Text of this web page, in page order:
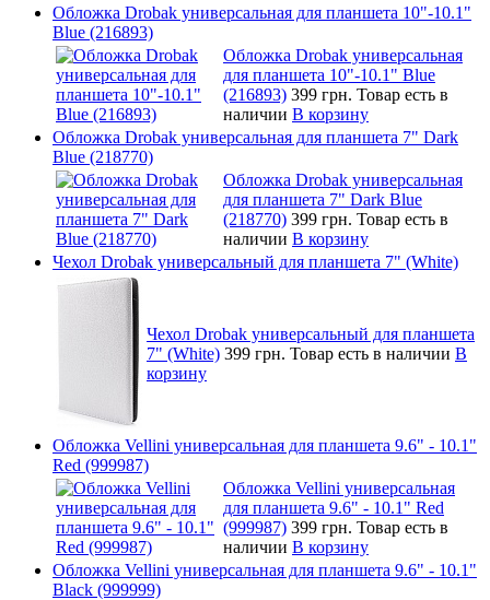
Обложка Drobak универсальная для планшета 10"-10.1"
Blue (216893)
Обложка Drobak универсальная
для планшета 10"-10.1" Blue
(216893) 399 грн. Товар есть в
наличии В корзину
Обложка Drobak универсальная для планшета 7" Dark
Blue (218770)
Обложка Drobak универсальная
для планшета 7" Dark Blue
(218770) 399 грн. Товар есть в
наличии В корзину
Чехол Drobak универсальный для планшета 7" (White)
Чехол Drobak универсальный для планшета
7" (White) 399 грн. Товар есть в наличии В
корзину
Обложка Vellini универсальная для планшета 9.6" - 10.1"
Red (999987)
Обложка Vellini универсальная
для планшета 9.6" - 10.1" Red
(999987) 399 грн. Товар есть в
наличии В корзину
Обложка Vellini универсальная для планшета 9.6" - 10.1"
Black (999999)